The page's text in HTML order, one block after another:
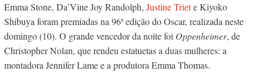
Emma Stone, Da’Vine Joy Randolph, Justine Triete Kiyoko
Shibuya foram premiadas na 96ª edição do Oscar, realizada neste
domingo (10). O grande vencedor da noite foi Oppenheimer, de
Christopher Nolan, que rendeu estatuetas a duas mulheres: a
montadora Jennifer Lame e a produtora Emma Thomas.